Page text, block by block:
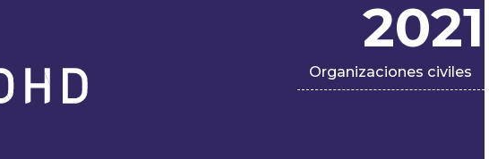
2021
Organizaciones civiles